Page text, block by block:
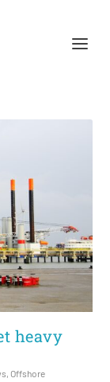
heavy
Offshore